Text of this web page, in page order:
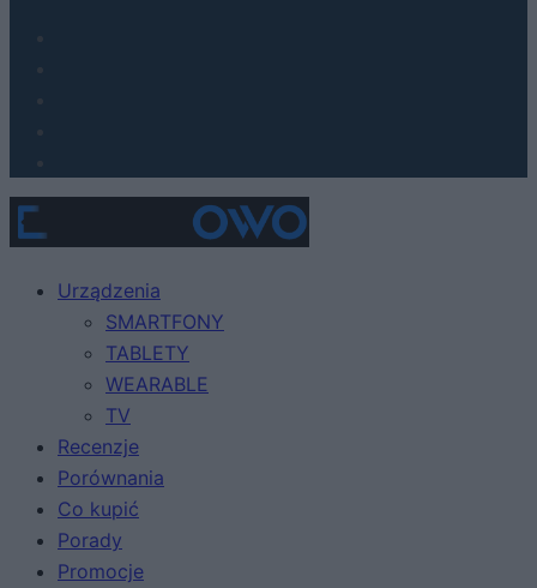
Urządzenia
SMARTFONY
TABLETY
WEARABLE
TV
Recenzje
Porównania
Co kupić
Porady
Promocje